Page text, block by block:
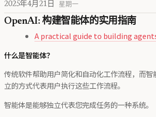
2025年4月21日 星期一
OpenAI: 构建智能体的实用指南
A practical guide to building
什么是智能体？
传统软件帮助用户简化和自动化工作流程，而智
立的方式代表用户执行这些工作流程。
智能体是能够独立代表您完成任务的一种系统。